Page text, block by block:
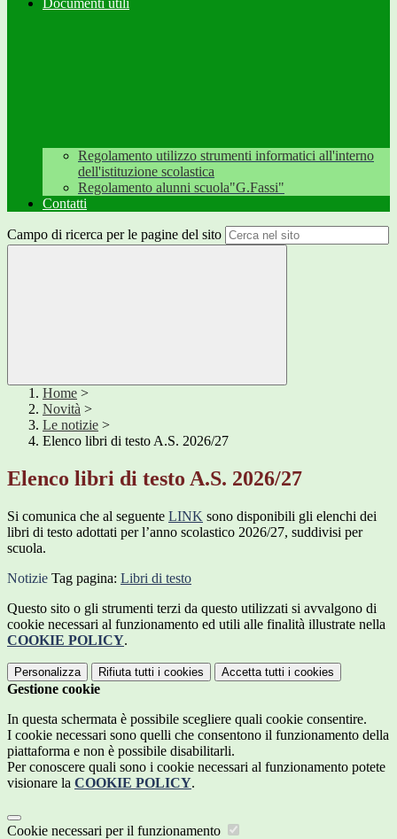
Documenti utili
Regolamento utilizzo strumenti informatici all'interno
dell'istituzione scolastica
Regolamento alunni scuola"G.Fassi"
Contatti
Campo di ricerca per le pagine del sito
Home >
Novità >
Le notizie >
Elenco libri di testo A.S. 2026/27
Elenco libri di testo A.S. 2026/27
Si comunica che al seguente LINK sono disponibili gli elenchi dei
libri di testo adottati per l’anno scolastico 2026/27, suddivisi per
scuola.
Notizie Tag pagina: Libri di testo
Questo sito o gli strumenti terzi da questo utilizzati si avvalgono di
cookie necessari al funzionamento ed utili alle finalità illustrate nella
COOKIE POLICY.
Personalizza Rifiuta tutti i cookies Accetta tutti i cookies
Gestione cookie
In questa schermata è possibile scegliere quali cookie consentire.
I cookie necessari sono quelli che consentono il funzionamento della
piattaforma e non è possibile disabilitarli.
Per conoscere quali sono i cookie necessari al funzionamento potete
visionare la COOKIE POLICY.
Cookie necessari per il funzionamento